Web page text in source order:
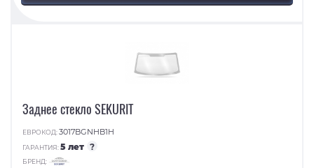
Заднее стекло SEKURIT
ЕВРОКОД:3017BGNHB1H
ГАРАНТИЯ:5 лет ?
БРЕНД: